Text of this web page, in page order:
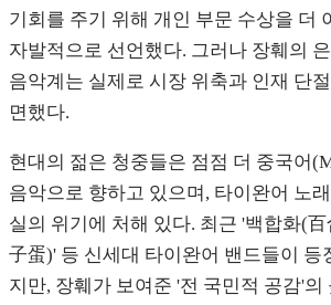
기회를 주기 위해 개인 부문 수상을 더
자발적으로 선언했다. 그러나 장훼의
음악계는 실제로 시장 위축과 인재 단
면했다.
현대의 젊은 청중들은 점점 더 중국어
음악으로 향하고 있으며, 타이완어 노
실의 위기에 처해 있다. 최근 '백합화(
子蛋)' 등 신세대 타이완어 밴드들이 등
지만, 장훼가 보여준 '전 국민적 공감'